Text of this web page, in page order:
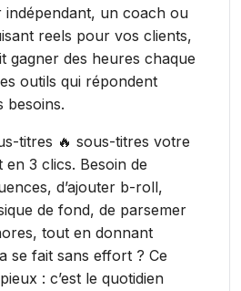
un coach ou
reels pour vos clients,
gagner des heures chaque
outils qui répondent
besoins.
titres 🔥 sous-titres votre
en 3 clics. Besoin de
d’ajouter b-roll,
de fond, de parsemer
tout en donnant
se fait sans effort ? Ce
: c’est le quotidien